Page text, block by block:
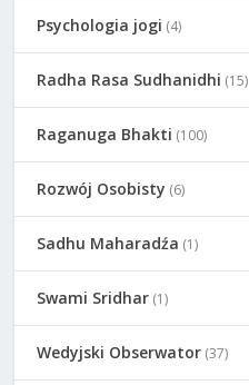
Psychologia jogi (4)
Radha Rasa Sudhanidhi (15)
Raganuga Bhakti (100)
Rozwój Osobisty (6)
Sadhu Maharadźa (1)
Swami Sridhar(1)
Wedyjski Obserwator(37)